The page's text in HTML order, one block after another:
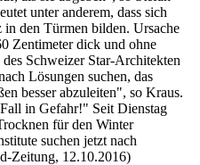
unter anderem, dass sich
den Türmen bilden. Ursache
Zentimeter dick und ohne
Schweizer Star-Architekten
Lösungen suchen, das
besser abzuleiten", so Kraus.
in Gefahr!" Seit Dienstag
für den Winter
suchen jetzt nach
Zeitung, 12.10.2016)